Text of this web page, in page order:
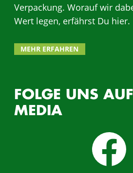
Verpackung. Worauf wir
Wert legen, erfährst Du hier.
MEHR ERFAHREN
FOLGE UNS
MEDIA